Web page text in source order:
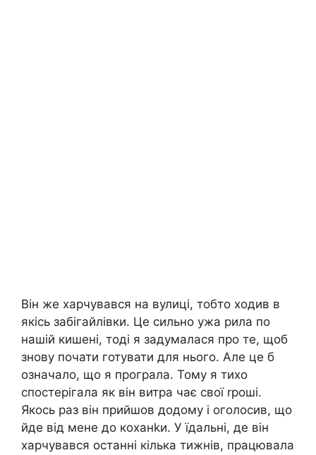
Він же харчувався на вулиці, тобто ходив в
якісь забігайлівки. Це сильно ужа рила по
нашій кишені, тоді я задумалася про те, щоб
знову почати готувати для нього. Але це б
означало, що я програла. Тому я тихо
спостерігала як він витра чає свої rроші.
Якось раз він прийшов додому і оголосив, що
йде від мене до коханkи. У їдальні, де він
харчувався останні кілька тижнів, працювала